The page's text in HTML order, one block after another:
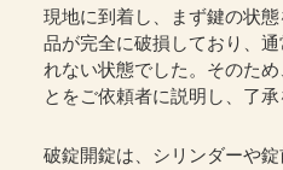
現地に到着し、まず鍵の状
品が完全に破損しており、
れない状態でした。そのた
とをご依頼者に説明し、了承
破錠開錠は、シリンダーや